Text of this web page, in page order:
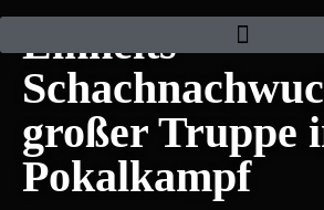
Einheits
großer Truppe
Pokalkampf